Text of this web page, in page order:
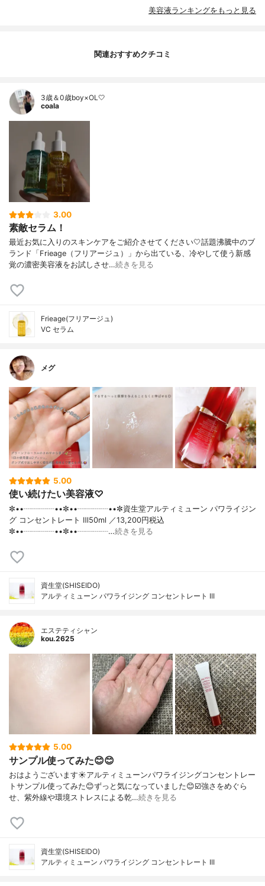
美容液ランキングをもっと見る
関連おすすめクチコミ
3歳＆0歳boy×OL🤍
coala
3.00
素敵セラム！
最近お気に入りのスキンケアをご紹介させてください🤍話題沸騰中のブ
ランド「Frieage（フリアージュ）」から出ている、冷やして使う新感
覚の濃密美容液をお試しさせ…続きを見る
Frieage(フリアージュ)
VC セラム
メグ
5.00
使い続けたい美容液♡
✼••┈┈┈┈••✼••┈┈┈┈••✼資生堂アルティミューン パワライジン
グ コンセントレート Ⅲ50ml ／13,200円税込
✼••┈┈┈┈••✼••┈┈┈┈…続きを見る
資生堂(SHISEIDO)
アルティミューン パワライジング コンセントレート III
エステティシャン
kou.2625
5.00
サンプル使ってみた😊😊
おはようございます☀アルティミューンパワライジングコンセントレー
トサンプル使ってみた😊ずっと気になっていました😊☑️強さをめぐら
せ、紫外線や環境ストレスによる乾…続きを見る
資生堂(SHISEIDO)
アルティミューン パワライジング コンセントレート III